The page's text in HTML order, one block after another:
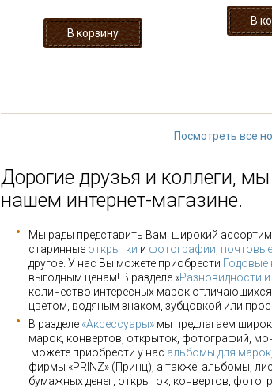
Посмотреть все
Дорогие друзья и коллеги,
нашем интернет-магазине.
Мы рады представить Вам широкий
старинные открытки и фотографии
другое. У нас Вы можете приобрести
выгодным ценам! В разделе «Разновидности
количество интересных марок
цветом, водяным знаком, зубцовкой или
В разделе «Аксессуары» мы предлагаем
марок, конвертов, открыток, фотографий,
можете приобрести у нас альбомы для марок
фирмы «PRINZ» (Принц), а также альбомы,
бумажных денег, открыток, конвертов,